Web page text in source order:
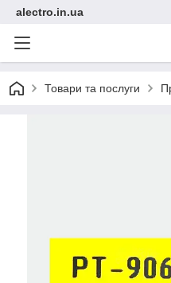
alectro.in.ua
Товари та послуги